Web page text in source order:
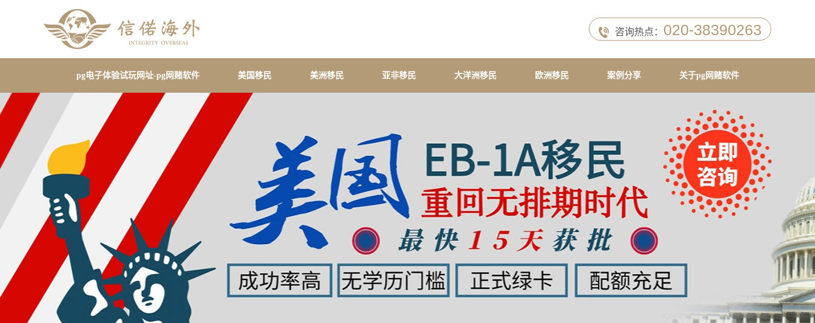
咨询热点： 020-38390263
pg电子体验试玩网址-pg网赌软件 美国移民 美洲移民 亚非移民 大洋洲移民 欧洲移民 案例分享 关于pg网赌软件